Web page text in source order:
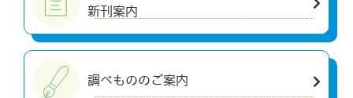
新刊案内
調べもののご案内